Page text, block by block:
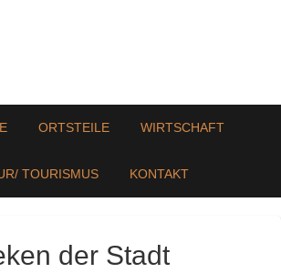
ORTSTEILE WIRTSCHAFT
TOURISMUS KONTAKT
der Stadt